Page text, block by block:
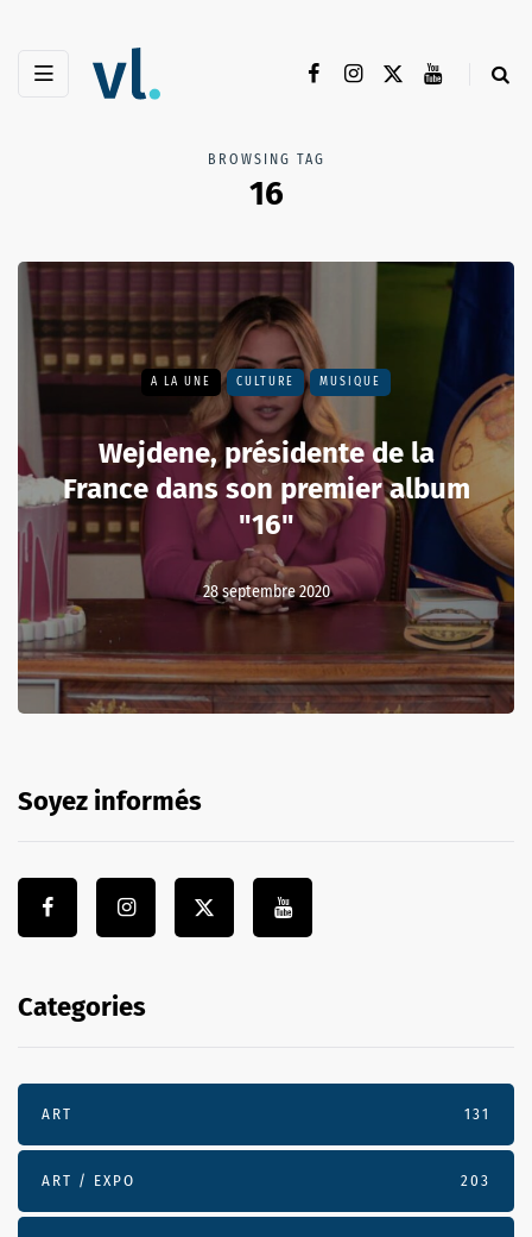
BROWSING TAG
16
A LA UNE CULTURE MUSIQUE
Wejdene, présidente de la
France dans son premier album
"16"
28 septembre 2020
Soyez informés
Categories
ART 131
ART / EXPO 203